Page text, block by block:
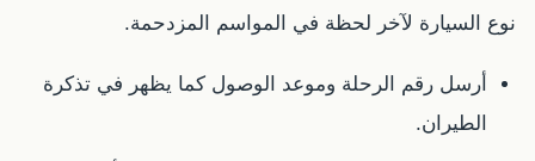
نوع السيارة لآخر لحظة في المواسم المزدحمة.
أرسل رقم الرحلة وموعد الوصول كما يظهر في تذكرة
الطيران.